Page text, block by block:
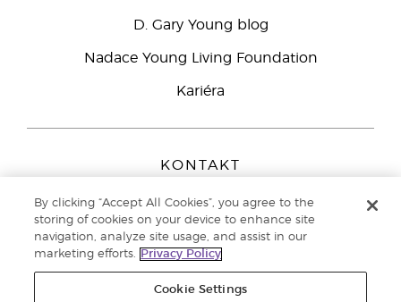
D. Gary Young blog
Nadace Young Living Foundation
Kariéra
KONTAKT
Peizerweg 97
9727 AJ Groningen
Netherlands
Zákaznická podpora800 144 066
By clicking “Accept All Cookies”, you agree to the
storing of cookies on your device to enhance site
navigation, analyze site usage, and assist in our
marketing efforts.
Privacy Policy
Cookie Settings